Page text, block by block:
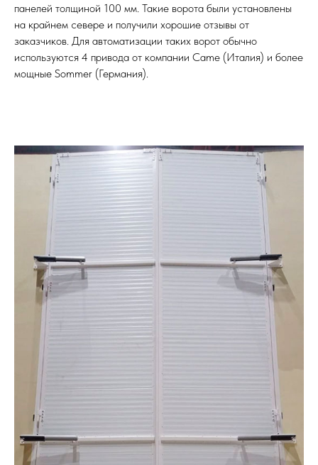
панелей толщиной 100 мм. Такие ворота были установлены
на крайнем севере и получили хорошие отзывы от
заказчиков. Для автоматизации таких ворот обычно
используются 4 привода от компании Came (Италия) и более
мощные Sommer (Германия).